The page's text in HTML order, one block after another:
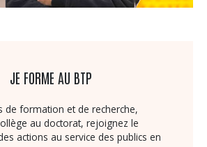
JE FORME AU BTP
de formation et de recherche,
au doctorat, rejoignez le
actions au service des publics en